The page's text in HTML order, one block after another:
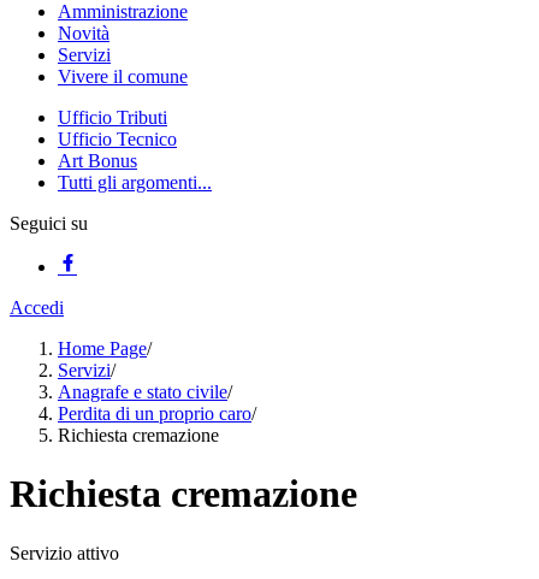
Amministrazione
Novità
Servizi
Vivere il comune
Ufficio Tributi
Ufficio Tecnico
Art Bonus
Tutti gli argomenti...
Seguici su
Accedi
Home Page/
Servizi/
Anagrafe e stato civile/
Perdita di un proprio caro/
Richiesta cremazione
Richiesta cremazione
Servizio attivo